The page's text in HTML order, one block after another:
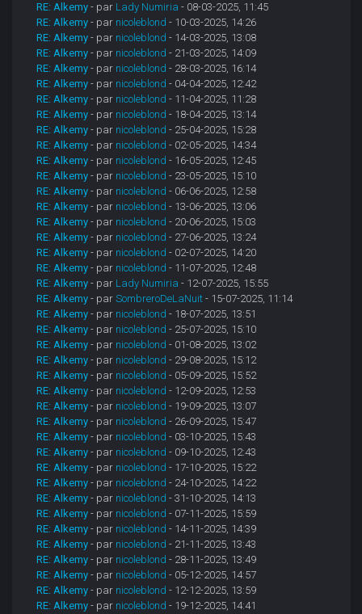
RE: Alkemy - par Lady Numiria - 08-03-2025, 11:45
RE: Alkemy - par nicoleblond - 10-03-2025, 14:26
RE: Alkemy - par nicoleblond - 14-03-2025, 13:08
RE: Alkemy - par nicoleblond - 21-03-2025, 14:09
RE: Alkemy - par nicoleblond - 28-03-2025, 16:14
RE: Alkemy - par nicoleblond - 04-04-2025, 12:42
RE: Alkemy - par nicoleblond - 11-04-2025, 11:28
RE: Alkemy - par nicoleblond - 18-04-2025, 13:14
RE: Alkemy - par nicoleblond - 25-04-2025, 15:28
RE: Alkemy - par nicoleblond - 02-05-2025, 14:34
RE: Alkemy - par nicoleblond - 16-05-2025, 12:45
RE: Alkemy - par nicoleblond - 23-05-2025, 15:10
RE: Alkemy - par nicoleblond - 06-06-2025, 12:58
RE: Alkemy - par nicoleblond - 13-06-2025, 13:06
RE: Alkemy - par nicoleblond - 20-06-2025, 15:03
RE: Alkemy - par nicoleblond - 27-06-2025, 13:24
RE: Alkemy - par nicoleblond - 02-07-2025, 14:20
RE: Alkemy - par nicoleblond - 11-07-2025, 12:48
RE: Alkemy - par Lady Numiria - 12-07-2025, 15:55
RE: Alkemy - parSombreroDeLaNuit - 15-07-2025, 11:14
RE: Alkemy - par nicoleblond - 18-07-2025, 13:51
RE: Alkemy - par nicoleblond - 25-07-2025, 15:10
RE: Alkemy - par nicoleblond - 01-08-2025, 13:02
RE: Alkemy - par nicoleblond - 29-08-2025, 15:12
RE: Alkemy - par nicoleblond - 05-09-2025, 15:52
RE: Alkemy - par nicoleblond - 12-09-2025, 12:53
RE: Alkemy - par nicoleblond - 19-09-2025, 13:07
RE: Alkemy - par nicoleblond - 26-09-2025, 15:47
RE: Alkemy - par nicoleblond - 03-10-2025, 15:43
RE: Alkemy - par nicoleblond - 09-10-2025, 12:43
RE: Alkemy - par nicoleblond - 17-10-2025, 15:22
RE: Alkemy - par nicoleblond - 24-10-2025, 14:22
RE: Alkemy - par nicoleblond - 31-10-2025, 14:13
RE: Alkemy - par nicoleblond - 07-11-2025, 15:59
RE: Alkemy - par nicoleblond - 14-11-2025, 14:39
RE: Alkemy - par nicoleblond - 21-11-2025, 13:43
RE: Alkemy - par nicoleblond - 28-11-2025, 13:49
RE: Alkemy - par nicoleblond - 05-12-2025, 14:57
RE: Alkemy - par nicoleblond - 12-12-2025, 13:59
RE: Alkemy - par nicoleblond - 19-12-2025, 14:41